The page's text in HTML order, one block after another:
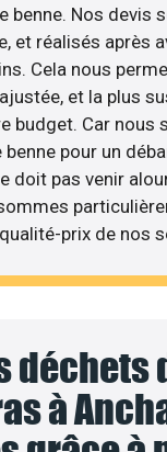
benne. Nos devis
et réalisés après
Cela nous
et la plus
budget. Car nous
benne pour un
doit pas venir
prix de nos
déchets
à